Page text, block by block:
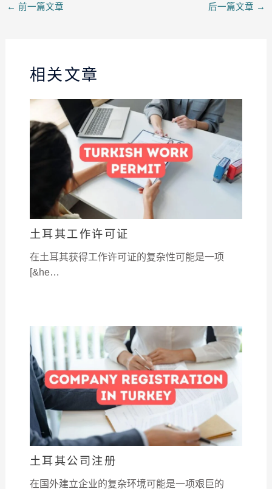
← 前一篇文章 后一篇文章 →
相关文章
土耳其工作许可证
在土耳其获得工作许可证的复杂性可能是一项
[&he…
土耳其公司注册
在国外建立企业的复杂环境可能是一项艰巨的